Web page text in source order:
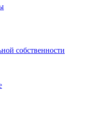
собственности